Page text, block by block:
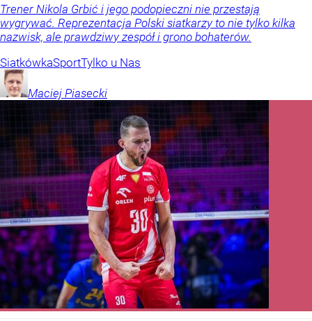
Trener Nikola Grbić i jego podopieczni nie przestają
wygrywać. Reprezentacja Polski siatkarzy to nie tylko kilka
nazwisk, ale prawdziwy zespół i grono bohaterów.
SiatkówkaSportTylko u Nas
Maciej Piasecki